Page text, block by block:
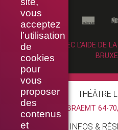
vous
acceptez
l’utilisation
de
cookies
pour
vous
proposer
des
contenus
et
RÉALISÉ AVEC L’AIDE DE
THÉÂTRE
RUE BRAEMT 64-
INFOS &